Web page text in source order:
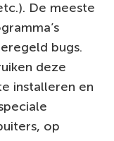
De meeste
bugs.
deze
installeren en
op